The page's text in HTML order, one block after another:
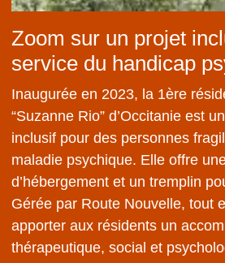
Zoom sur un projet
service du handicap
Inaugurée en 2023, la 1ère
“Suzanne Rio” d’Occitanie est
inclusif pour des personnes
maladie psychique. Elle offre
d’hébergement et un tremplin
Gérée par Route Nouvelle, tout
apporter aux résidents un
thérapeutique, social et